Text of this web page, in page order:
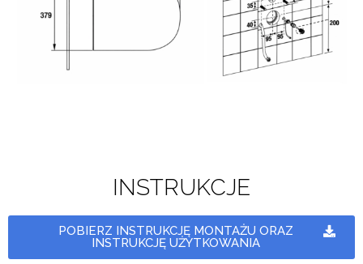
INSTRUKCJE
POBIERZ INSTRUKCJĘ MONTAŻU ORAZ
INSTRUKCJĘ UŻYTKOWANIA